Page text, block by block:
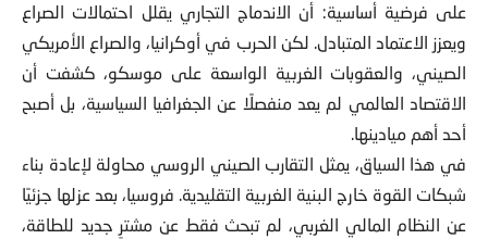
على فرضية أساسية: أن الاندماج التجاري يقلل احتمالات الصراع
ويعزز الاعتماد المتبادل. لكن الحرب في أوكرانيا، والصراع الأمريكي
الصيني، والعقوبات الغربية الواسعة على موسكو، كشفت أن
الاقتصاد العالمي لم يعد منفصلًا عن الجغرافيا السياسية، بل أصبح
أحد أهم ميادينها.
في هذا السياق، يمثل التقارب الصيني الروسي محاولة لإعادة بناء
شبكات القوة خارج البنية الغربية التقليدية. فروسيا، بعد عزلها جزئيًا
عن النظام المالي الغربي، لم تبحث فقط عن مشترٍ جديد للطاقة،